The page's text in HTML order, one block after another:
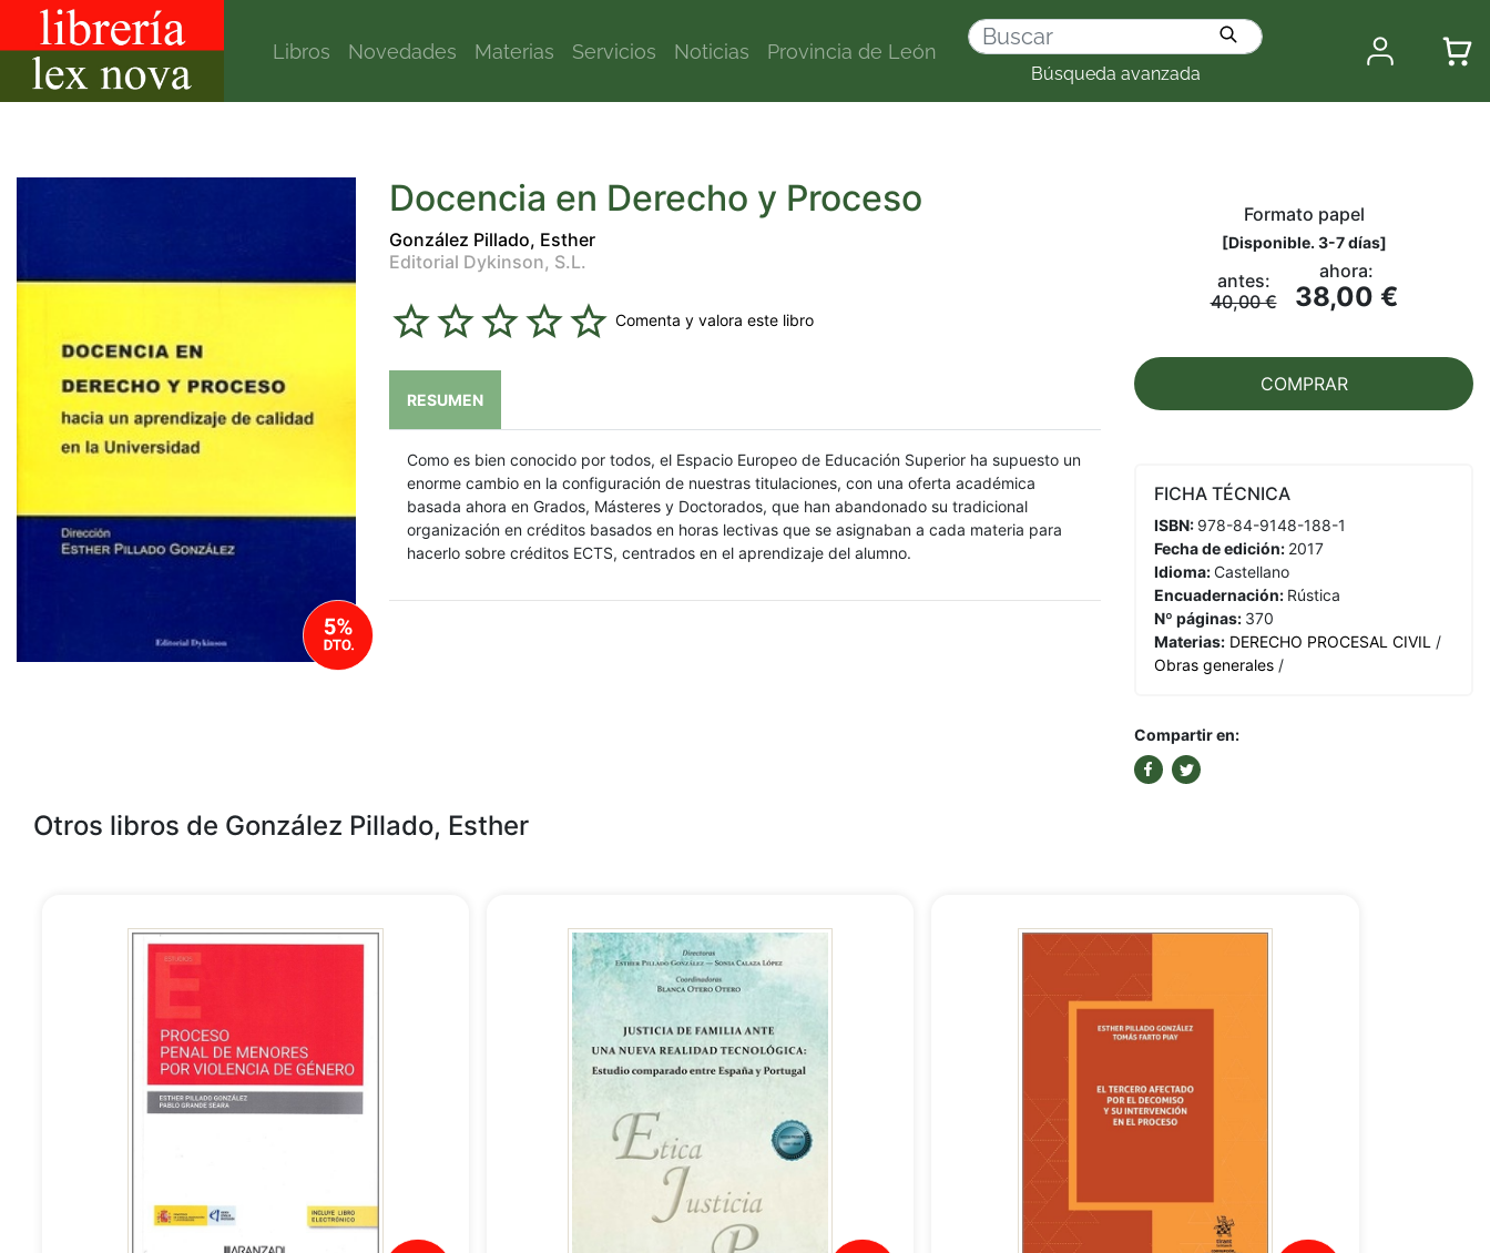
Libros Novedades Materias Servicios Noticias Provincia de León
Búsqueda avanzada
Docencia en Derecho y Proceso
González Pillado, Esther
Editorial Dykinson, S.L.
Comenta y valora este libro
RESUMEN
Como es bien conocido por todos, el Espacio Europeo de Educación Superior ha supuesto un
enorme cambio en la configuración de nuestras titulaciones, con una oferta académica
basada ahora en Grados, Másteres y Doctorados, que han abandonado su tradicional
organización en créditos basados en horas lectivas que se asignaban a cada materia para
hacerlo sobre créditos ECTS, centrados en el aprendizaje del alumno.
Formato papel
[Disponible. 3-7 días]
antes:
40,00 €
ahora:
38,00 €
COMPRAR
FICHA TÉCNICA
ISBN: 978-84-9148-188-1
Fecha de edición: 2017
Idioma:Castellano
Encuadernación: Rústica
Nº páginas: 370
Materias: DERECHO PROCESAL CIVIL /
Obras generales /
Compartir en:
Otros libros de González Pillado, Esther